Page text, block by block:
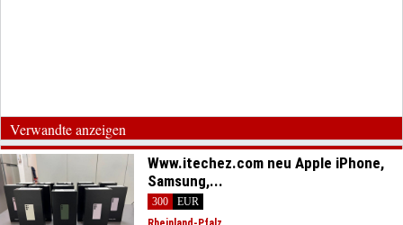
Verwandte anzeigen
Www.itechez.com neu Apple iPhone,
Samsung,...
300
EUR